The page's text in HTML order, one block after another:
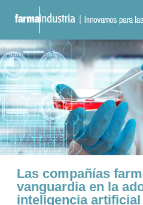
Las compañías
vanguardia en la
inteligencia artificial